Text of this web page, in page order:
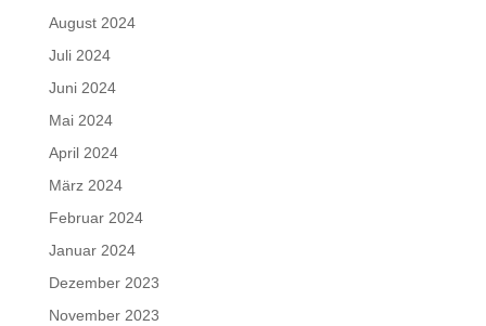
August 2024
Juli 2024
Juni 2024
Mai 2024
April 2024
März 2024
Februar 2024
Januar 2024
Dezember 2023
November 2023